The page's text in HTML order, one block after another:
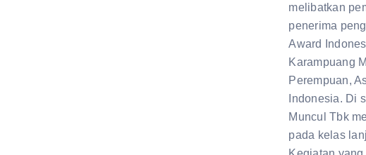
melibatkan
penerima
Award
Karampuang
Perempuan,
Indonesia. Di
Muncul Tbk
pada kelas